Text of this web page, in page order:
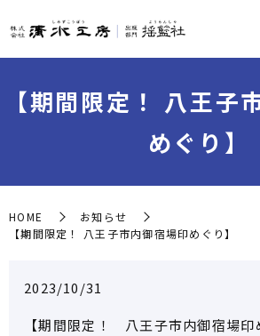
【期間限定！ 八王子
めぐり】
HOME
お知らせ
【期間限定！ 八王子市内御宿場印めぐり】
2023/10/31
【期間限定！ 八王子市内御宿場印